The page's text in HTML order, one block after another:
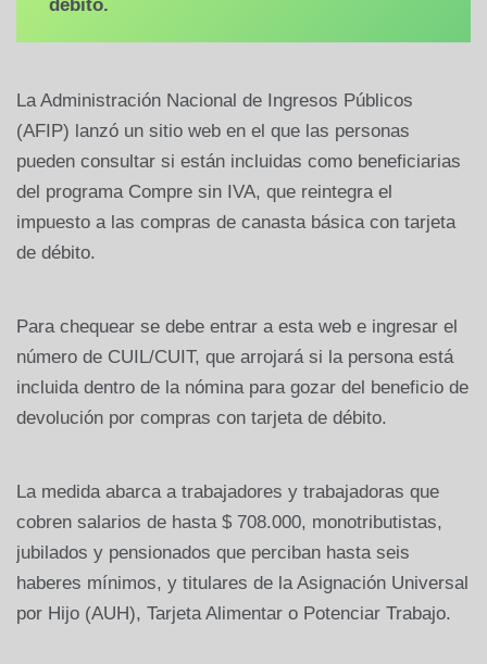
débito.
La Administración Nacional de Ingresos Públicos
(AFIP) lanzó un sitio web en el que las personas
pueden consultar si están incluidas como beneficiarias
del programa Compre sin IVA, que reintegra el
impuesto a las compras de canasta básica con tarjeta
de débito.
Para chequear se debe entrar a esta web e ingresar el
número de CUIL/CUIT, que arrojará si la persona está
incluida dentro de la nómina para gozar del beneficio de
devolución por compras con tarjeta de débito.
La medida abarca a trabajadores y trabajadoras que
cobren salarios de hasta $ 708.000, monotributistas,
jubilados y pensionados que perciban hasta seis
haberes mínimos, y titulares de la Asignación Universal
por Hijo (AUH), Tarjeta Alimentar o Potenciar Trabajo.